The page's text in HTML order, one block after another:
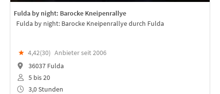
Fulda by night: Barocke Kneipenrallye
Fulda by night: Barocke Kneipenrallye durch Fulda
★ 4,42(30) Anbieter seit 2006
36037 Fulda
5 bis 20
3,0 Stunden